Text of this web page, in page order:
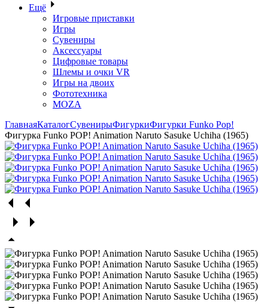
Ещё
Игровые приставки
Игры
Сувениры
Аксессуары
Цифровые товары
Шлемы и очки VR
Игры на двоих
Фототехника
MOZA
ГлавнаяКаталогСувенирыФигуркиФигурки Funko Pop!
Фигурка Funko POP! Animation Naruto Sasuke Uchiha (1965)